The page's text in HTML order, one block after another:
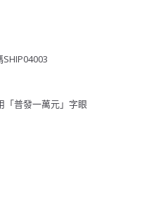
「普發一萬元」字眼